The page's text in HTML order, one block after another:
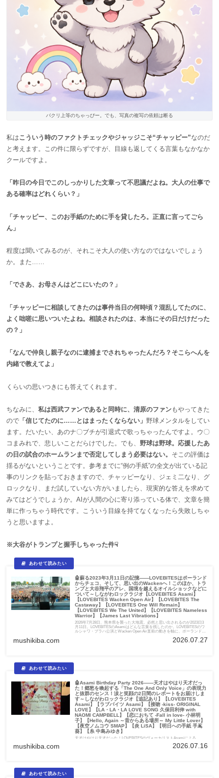
パクリ上等のちゃっぴー。でも、写真の複写の依頼は断る
私はこういう時のファクトチェックやジャッジこそ“チャッピー”なのだ
と考えます。この件に限らずですが、目線も返してくる言葉もなかなか
クールですよ。
「昨日の今日でこのしっかりした文章って不思議だよね。大人の仕事で
ある確率はどれくらい？」
「チャッピー、このお手紙のために手を貸したろ。正直に言ってごら
ん」
程度は聞いてみるのが、それこそ大人の使い方なのではないでしょう
か。また……
「でさあ、お母さんはどこにいたの？」
「チャッピーに相談してきたのは事件当日の何時頃？混乱してたのに、
よく咄嗟に思いついたよね。相談されたのは、本当にその日だけだった
の？」
「なんで仲良し親子なのに逮捕までされちゃったんだろ？そこらへんを
内緒で教えてよ」
くらいの思いつきにも答えてくれます。
ちなみに、 私は西武ファンであると同時に、清原のファンもやってきた
ので 「信じてたのに……とはまったくならない」 野球メンタルをしてい
ます。だいたい、あのナ〇ブチが引退式で歌っちゃったんですよ。ウ〇
コまみれで、悲しいことだらけでした。でも、 野球は野球。応援したあ
の日の試合のホームランまで否定してしまう必要はない。 そこの評価は
揺るがないということです。参考までに“例の手紙”の全文が出ている記
事のリンクを貼っておきますので、チャッピーなり、ジェミ二なり、グ
ロックなり、まだ試していない方がいましたら、現実的な答えを求めて
みてはどうでしょうか。AIが人間の心に寄り添っている体で、文章を簡
単に作っちゃう時代です。こういう目線を持てなくなったら失敗しちゃ
うと思いますよ。
※大谷がトランプと握手しちゃった件☟
🤖蘇る2023年3月11日の記憶――LOVEBITESはポーランド
からチェコ、そして、思い出のWackenへ！このほか、トラ
ンプと大谷翔平のアレ、国境を越えるオイルショックなどに
ついて～しながわロックラジオ【LOVEBITES Asami】
【LOVEBITES Wacken Open Air】【LOVEBITES The
Castaway】【LOVEBITES One Will Remain】
【LOVEBITES We The United】【LOVEBITES Nameless
Warrior】【James Last Vibrations】
2026年7月28日、熊本県を襲った大地震。必然と思い出されるのが2023日3
月11日。LOVEBITESのAsamiはどんな言葉を残したのか。LOVEBITESのワ
ルシャワ・プラハ公演とWacken Open Air直前の動きを軸に、ポーランド好
mushikiba.com 2026.07.27
🤖Asami Birthday Party 2026――天才はやはり天才だっ
た！郷愁を喚起する「The One And Only Voice」の表現力
と抜群のセンス！涙と笑顔の2日間のレポートをお届けしま
す～しながわロックラジオ【追記あり】【LOVEBITES
Asami】【ラブバイツ Asami】【接吻 -kiss- ORIGINAL
LOVE】【LA・LA・LA LOVE SONG 久保田利伸 with
NAOMI CAMPBELL】【恋におちて -Fall in love- 小林明
子】【Hello, Again ～昔からある場所～ My Little Lover】
【夜空ノムコウ SMAP】【炎 LiSA】【明日への手紙 手嶌
葵】【糸 中島みゆき】
天才はやはり天才だった！LOVEBITESのヴォーカリストAsamiによる
「Asami Birthday Party 2026」を配信と会場で体験。接吻、LA・LA・LA
LOVE SONG、恋におちて、夜空ノムコウ、明日への手紙、糸など、名曲カ
mushikiba.com 2026.07.16